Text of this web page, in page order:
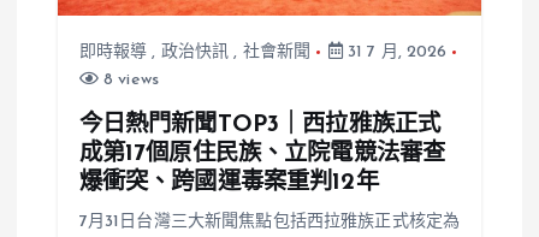
即時報導 , 政治快訊 , 社會新聞
31 7 月, 2026
8 views
今日熱門新聞TOP3｜西拉雅族正式
成第17個原住民族、立院電競法審查
爆衝突、跨國運毒案重判12年
7月31日台灣三大新聞焦點包括西拉雅族正式核定為